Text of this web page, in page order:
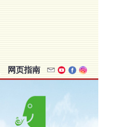
网页指南 EmailYoutube
Facebook
Instagram